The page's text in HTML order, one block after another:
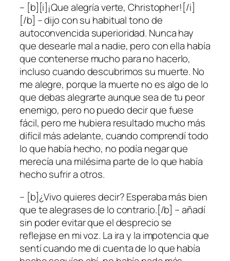
– [b][i]¡Que alegría verte, Christopher![/i]
[/b] – dijo con su habitual tono de
autoconvencida superioridad. Nunca hay
que desearle mal a nadie, pero con ella había
que contenerse mucho para no hacerlo,
incluso cuando descubrimos su muerte. No
me alegre, porque la muerte no es algo de lo
que debas alegrarte aunque sea de tu peor
enemigo, pero no puedo decir que fuese
fácil, pero me hubiera resultado mucho más
difícil más adelante, cuando comprendí todo
lo que había hecho, no podía negar que
merecía una milésima parte de lo que había
hecho sufrir a otros.
– [b]¿Vivo quieres decir? Esperaba más bien
que te alegrases de lo contrario.[/b] – añadí
sin poder evitar que el desprecio se
reflejase en mi voz. La ira y la impotencia que
sentí cuando me di cuenta de lo que había